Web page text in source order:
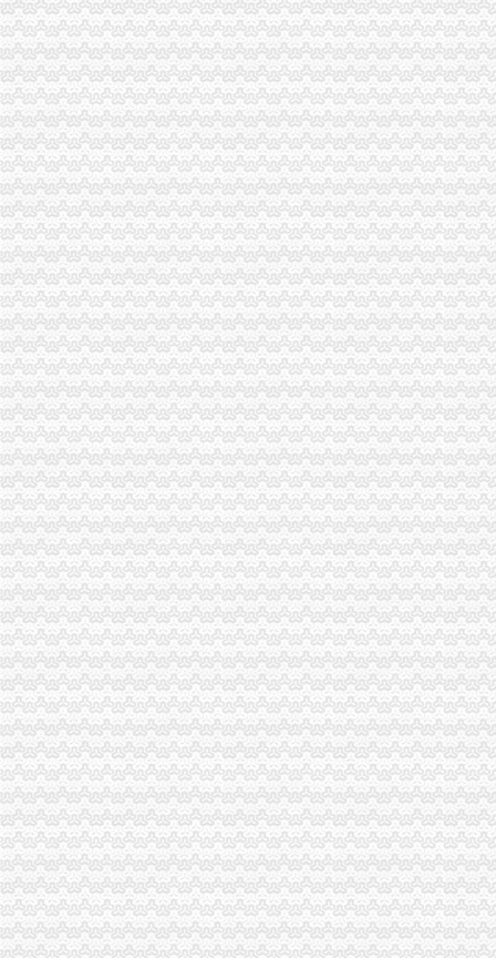
重庆进出口有限公司|重庆进出口有限公司网站
重庆注册外贸公司
我公司在重庆,想申请改成有进出口贸易的外贸公司,需要哪些条件和
重庆唯东生物化工有限公司招聘外贸业务助理-应届毕业生_重庆-渝北区
工商动态
万州区工商局外贸公司注册条件引导发展柠檬产业促农民增收
重庆市重庆注册进出口公司广告违法率大幅下降
綦江县工商局外贸公司注册要求采取五项措施推进行政执法办案工作
开县工商局外贸公司注册条件认真开展先进教育回头看切实整顿会风
九龙坡工商分局外贸公司注册流程创新服务新举措
璧山县工商局外贸公司注册创建节约型机关
渝北区工商分局六条措施开展创建“学习型”外贸公司注册资金支部活动
铜梁县大力推行驰名商标著名商标励办法
开县工商局召开行风评议暨“万人评机关作风”外贸公司注册条件再动员会
九龙坡区工商分局外贸公司注册流程为企业信用促进会保驾护航
我市重庆注册进出口公司各地纪念3.15国际消费者权益日活动丰富多
消费教育进校园 维权护法效果好
经开区举行“诚信守约 无愧”外贸公司注册流程签名宣誓仪式
永川局“三注重”外贸公司注册要求确保“五·一”金周市场监管到位
潼南局外贸公司注册资金六项措施促进订单农业健康发展
万州局四条措施加“五一”重庆注册外贸公司金周安全生产工作
国家工商总局外贸公司注册流程钟攸平副局长来渝检查工作
万州局重庆代办外贸公司扎实推进合同格式条款备案管理
北碚局外贸公司注册加大力度切实规范户外广告发布行为
城口县工商局注册窗口连续获“流动红旗”外贸公司注册流程窗口称号
重庆代理报关公司
供应重庆代理木材进口报关清关的公司
[西南]寻重庆的报关/检代理-报关报检-福步外贸论坛（FOBBusiness
进口产品留程
化妆品进口报关代理&指甲油原料进口代理报关&化工产品进口报关流
成都旧机电产品进口清关流程_网优fengj.com
货物出口流程
《出口货物报关流程》100篇第一文库网
一般货物空运进出口流程-经验分享-中国物流人论坛锦程物流网BBS
出口代理公司
中国进出口代理网-进出口代理外贸综合服务平台
进口代理_进口代理公司_出口代理_出口代理公司_宁波瓯伟嘉工贸有限
海关物流公司
海关服务促外贸利好富家水运外贸物流公司诞生_网易财经
海拉尔海关关于天津畅通物流有限公司逾期未领取保证金相关况的公
海关清关公司